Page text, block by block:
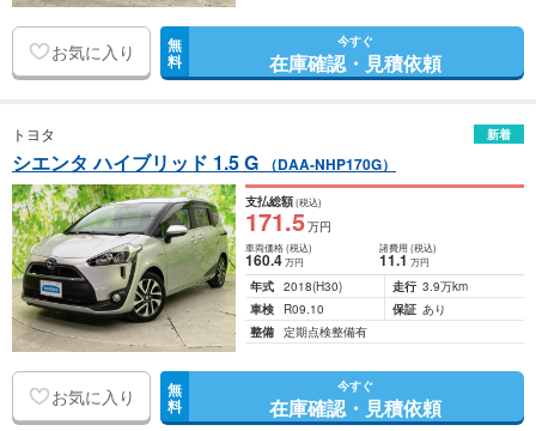
お気に入り 無
料
今すぐ
在庫確認・見積依頼
トヨタ 新着
シエンタ ハイブリッド 1.5 G （DAA-NHP170G）
支払総額(税込)
171.5万円
車両価格(税込)
160.4万円
諸費用 (税込)
11.1 万円
年式 2018(H30) 走行 3.9万km
車検
R09.10 保証 あり
整備 定期点検整備有
お気に入り 無
料
今すぐ
在庫確認・見積依頼